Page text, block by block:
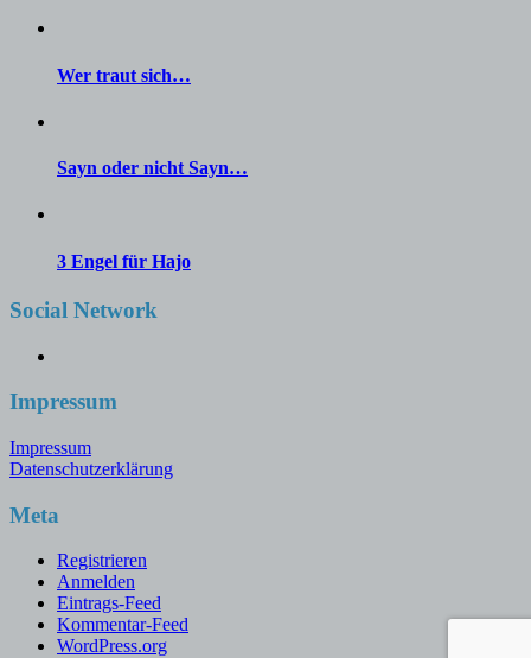
Wer traut sich…
Sayn oder nicht Sayn…
3 Engel für Hajo
Social Network
Impressum
Impressum
Datenschutzerklärung
Meta
Registrieren
Anmelden
Eintrags-Feed
Kommentar-Feed
WordPress.org